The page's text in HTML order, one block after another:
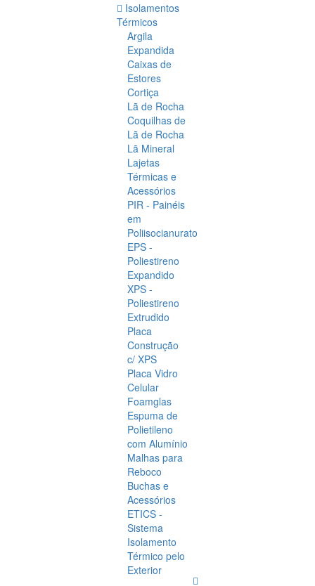
Isolamentos
Térmicos
Argila
Expandida
Caixas de
Estores
Cortiça
Lã de Rocha
Coquilhas de
Lã de Rocha
Lã Mineral
Lajetas
Térmicas e
Acessórios
PIR - Painéis
em
Poliisocianurato
EPS -
Poliestireno
Expandido
XPS -
Poliestireno
Extrudido
Placa
Construção
c/ XPS
Placa Vidro
Celular
Foamglas
Espuma de
Polietileno
com Alumínio
Malhas para
Reboco
Buchas e
Acessórios
ETICS -
Sistema
Isolamento
Térmico pelo
Exterior